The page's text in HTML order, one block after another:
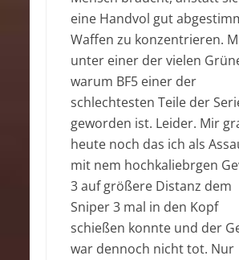
eine Handvol gut
Waffen zu konzentrieren.
unter einer der vielen
warum BF5 einer der
schlechtesten Teile der
geworden ist. Leider. Mir
heute noch das ich als
mit nem hochkaliebrgen
3 auf größere Distanz dem
Sniper 3 mal in den Kopf
schießen konnte und der
war dennoch nicht tot. Nur